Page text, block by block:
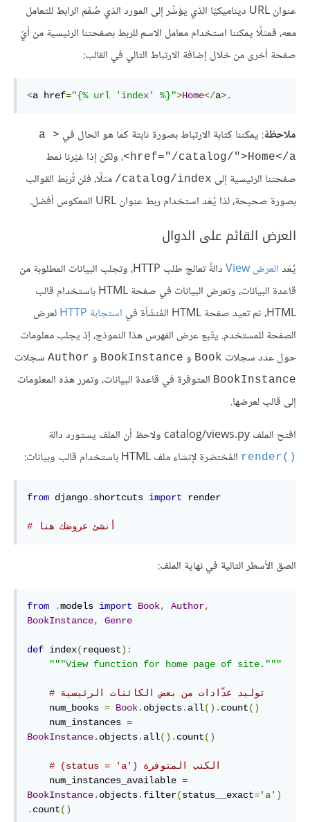
عنوان URL ديناميكيًا الذي يؤشّر إلى المورد الذي صُمِّم الرابط للتعامل
معه، فمثلًا يمكننا استخدام معامل الاسم للربط بصفحتنا الرئيسية من أيّ
صفحة أخرى من خلال إضافة الارتباط التالي في القالب:
<a href="{% url 'index' %}">Home</a>.
ملاحظة: يمكننا كتابة الارتباط بصورة ثابتة كما هو الحال في
<a
href="/catalog/">Home</a>
، ولكن إذا غيّرنا نمط
صفحتنا الرئيسية إلى ‎/catalog/index مثلًا، فلن تُربَط القوالب
بصورة صحيحة، لذا يُعَد استخدام ربط عنوان URL المعكوس أفضل.
العرض القائم على الدوال
يُعَدالعرض View
دالةً تعالج طلب HTTP، وتجلب البيانات المطلوبة من
قاعدة البيانات، وتعرض البيانات في صفحة HTML باستخدام قالب
HTML، ثم تعيد صفحة HTML المُنشَأة في
استجابة HTTP
لعرض
الصفحة للمستخدم. يتّبع عرض الفهرس هذا النموذج، إذ يجلب معلومات
حول عدد سجلات Book و BookInstance و Author سجلات
BookInstance المتوفرة في قاعدة البيانات، وتمرر هذه المعلومات
إلى قالب لعرضها.
افتح الملف catalog/views.py ولاحظ أن الملف يستورد دالة
render()‎ المُختصَرة لإنشاء ملف HTML باستخدام قالب وبيانات:
from django. shortcuts import render
# أنشئ عروضك هنا
الصق الأسطر التالية في نهاية الملف:
from .models import Book, Author,
BookInstance, Genre
def index(request):
"""View function for home page of site."""
# توليد عدّادات من بعض الكائنات الرئيسية
    num_books
= Book. objects. all(). count()
    num_instances
=
BookInstance. objects. all(). count()
# ‫الكتب المتوفرة (status = 'a'‎)
    num_instances_available
=
BookInstance. objects. filter(status__exact='a' )
. count()